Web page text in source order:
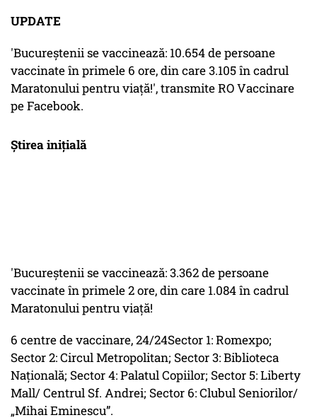
UPDATE
'Bucureștenii se vaccinează: 10.654 de persoane
vaccinate în primele 6 ore, din care 3.105 în cadrul
Maratonului pentru viață!', transmite RO Vaccinare
pe Facebook.
Știrea inițială
'Bucureștenii se vaccinează: 3.362 de persoane
vaccinate în primele 2 ore, din care 1.084 în cadrul
Maratonului pentru viață!
6 centre de vaccinare, 24/24Sector 1: Romexpo;
Sector 2: Circul Metropolitan; Sector 3: Biblioteca
Națională; Sector 4: Palatul Copiilor; Sector 5: Liberty
Mall/ Centrul Sf. Andrei; Sector 6: Clubul Seniorilor/
„Mihai Eminescu”.